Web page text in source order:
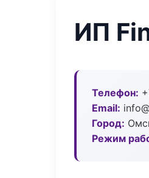
ИП
Телефон:
Email:
Город:
Режим